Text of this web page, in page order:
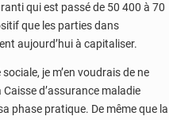
qui est passé de 50 400 à 70
que les parties dans
aujourd’hui à capitaliser.
je m’en voudrais de ne
d’assurance maladie
phase pratique. De même que la